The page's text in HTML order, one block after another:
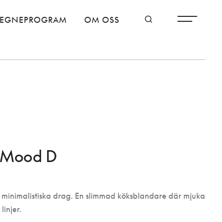
OM OSS
D
drag. En slimmad köksblandare där mjuka